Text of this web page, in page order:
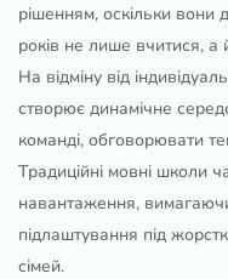
рішенням, оскільки
років не лише вчитися, а
На відміну від
створює динамічне
команді, обговорювати
Традиційні мовні школи
навантаження,
підлаштування під
сімей.